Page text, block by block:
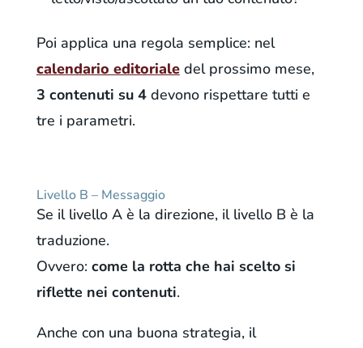
Poi applica una regola semplice: nel
calendario editorialedel prossimo mese,
3 contenuti su 4devono rispettare tutti e
tre i parametri.
Livello B – Messaggio
Se il livello A è la direzione, il livello B è la
traduzione.
Ovvero: come la rotta che hai scelto si
riflette nei contenuti.
Anche con una buona strategia, il